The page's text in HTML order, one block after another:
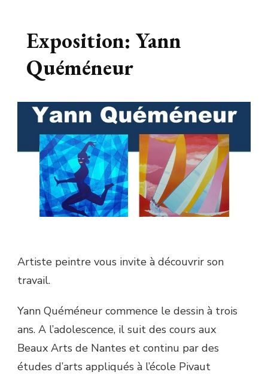
Exposition: Yann
Quéméneur
Artiste peintre vous invite à découvrir son
travail.
Yann Quéméneur commence le dessin à trois
ans. A l’adolescence, il suit des cours aux
Beaux Arts de Nantes et continu par des
études d’arts appliqués à l’école Pivaut